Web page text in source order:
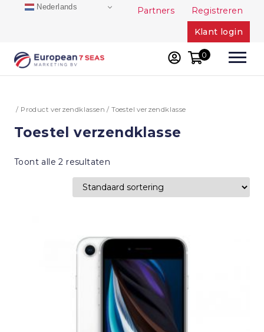
Partners
Registreren
Klant login
0
/ Product verzendklassen / Toestel verzendklasse
Toestel verzendklasse
Toont alle 2 resultaten
Nederlands